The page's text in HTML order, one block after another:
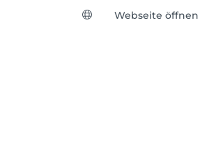
Webseite öffnen